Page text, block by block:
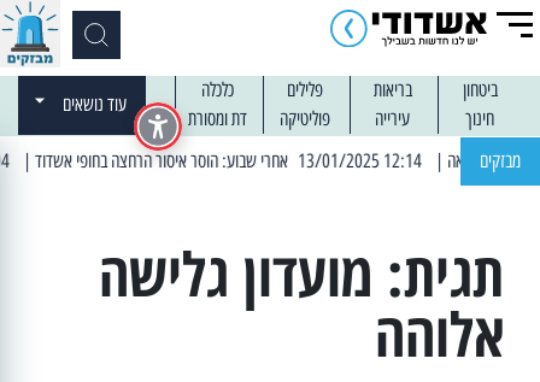
ביטחון בריאות פלילים
כלכלה
חינוך
עירייה פוליטיקה דת ומסורת
עוד נושאים
מבזקים | 12:14 13/01/2025 אחרי שבוע: הוסר איסור הרחצה בחופי אשדוד | 13:04 14/01/2025 עובדים בלילות: עבודות קרצוף וריבוד אספלט
תגית: מועדון גלישה
אלוהה